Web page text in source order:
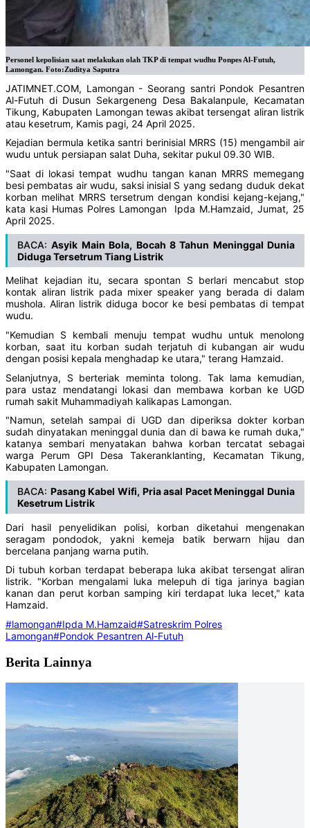
Personel kepolisian saat melakukan olah TKP di tempat wudhu Ponpes Al-Futuh,
Lamongan. Foto:Zuditya Saputra
JATIMNET.COM, Lamongan - Seorang santri Pondok Pesantren
Al-Futuh di Dusun Sekargeneng Desa Bakalanpule, Kecamatan
Tikung, Kabupaten Lamongan tewas akibat tersengat aliran listrik
atau kesetrum, Kamis pagi, 24 April 2025.
Kejadian bermula ketika santri berinisial MRRS (15) mengambil air
wudu untuk persiapan salat Duha, sekitar pukul 09.30 WIB.
"Saat di lokasi tempat wudhu tangan kanan MRRS memegang
besi pembatas air wudu, saksi inisial S yang sedang duduk dekat
korban melihat MRRS tersetrum dengan kondisi kejang-kejang,"
kata kasi Humas Polres Lamongan Ipda M.Hamzaid, Jumat, 25
April 2025.
BACA:Asyik Main Bola, Bocah 8 Tahun Meninggal Dunia
Diduga Tersetrum Tiang Listrik
Melihat kejadian itu, secara spontan S berlari mencabut stop
kontak aliran listrik pada mixer speaker yang berada di dalam
mushola. Aliran listrik diduga bocor ke besi pembatas di tempat
wudu.
"Kemudian S kembali menuju tempat wudhu untuk menolong
korban, saat itu korban sudah terjatuh di kubangan air wudu
dengan posisi kepala menghadap ke utara," terang Hamzaid.
Selanjutnya, S berteriak meminta tolong. Tak lama kemudian,
para ustaz mendatangi lokasi dan membawa korban ke UGD
rumah sakit Muhammadiyah kalikapas Lamongan.
"Namun, setelah sampai di UGD dan diperiksa dokter korban
sudah dinyatakan meninggal dunia dan di bawa ke rumah duka,"
katanya sembari menyatakan bahwa korban tercatat sebagai
warga Perum GPI Desa Takeranklanting, Kecamatan Tikung,
Kabupaten Lamongan.
BACA: Pasang Kabel Wifi, Pria asal Pacet Meninggal Dunia
Kesetrum Listrik
Dari hasil penyelidikan polisi, korban diketahui mengenakan
seragam pondodok, yakni kemeja batik berwarn hijau dan
bercelana panjang warna putih.
Di tubuh korban terdapat beberapa luka akibat tersengat aliran
listrik. "Korban mengalami luka melepuh di tiga jarinya bagian
kanan dan perut korban samping kiri terdapat luka lecet," kata
Hamzaid.
#lamongan#Ipda M.Hamzaid#Satreskrim Polres
Lamongan#Pondok Pesantren Al-Futuh
Berita Lainnya